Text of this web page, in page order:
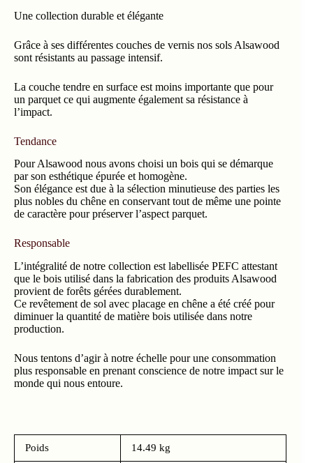
Une collection durable et élégante
Grâce à ses différentes couches de vernis nos sols Alsawood
sont résistants au passage intensif.
La couche tendre en surface est moins importante que pour
un parquet ce qui augmente également sa résistance à
l’impact.
Tendance
Pour Alsawood nous avons choisi un bois qui se démarque
par son esthétique épurée et homogène.
Son élégance est due à la sélection minutieuse des parties les
plus nobles du chêne en conservant tout de même une pointe
de caractère pour préserver l’aspect parquet.
Responsable
L’intégralité de notre collection est labellisée PEFC attestant
que le bois utilisé dans la fabrication des produits Alsawood
provient de forêts gérées durablement.
Ce revêtement de sol avec placage en chêne a été créé pour
diminuer la quantité de matière bois utilisée dans notre
production.
Nous tentons d’agir à notre échelle pour une consommation
plus responsable en prenant conscience de notre impact sur le
monde qui nous entoure.
Poids 14.49 kg